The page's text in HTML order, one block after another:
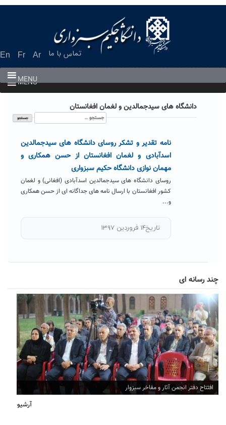
En Fr Ar تماس با ما
MENU
MENU
دانشگاه های سیدجمالدین و لغمان افغانستان
جستجو
برای:
نامه تقدیر و تشکر روسای دانشگاه های سیدجمالدین
اسدآبادی و لغمان افغانستان از حسن همکاری و
مهمان نوازی دانشگاه حکیم سبزواری
روسای دانشگاه های سیدجمالدین اسدآبادی (افغانی) و لغمان
کشور افغانستان با ارسال نامه های جداگانه ای از حسن همکاری
و...
تاریخ۱۴ فروردین ۱۳۹۷
چند رسانه ای
افتتاح دفتر انجمن آثار و مفاخر سبزوار
آرشیو